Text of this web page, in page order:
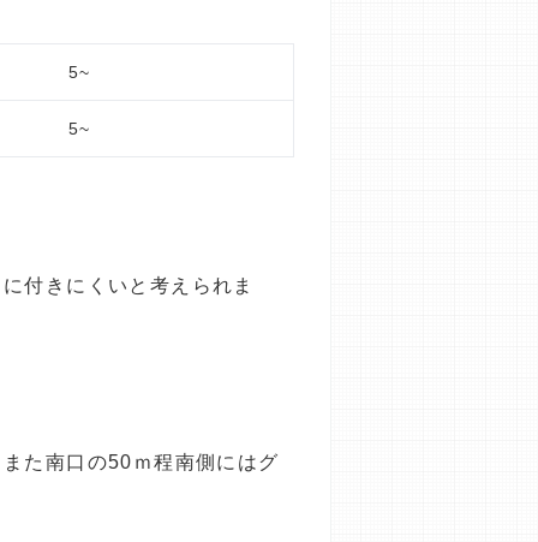
5~
5~
付きにくいと考えられま
た南口の50ｍ程南側にはグ